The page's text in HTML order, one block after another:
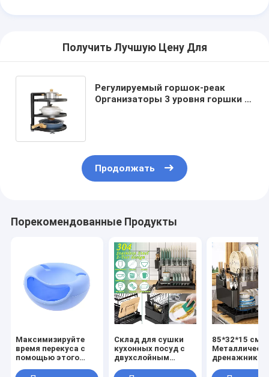
Получить Лучшую Цену Для
Регулируемый горшок-реак
Организаторы 3 уровня горшки и
Продолжать
Порекомендованные Продукты
Максимизируйте
время перекуса с
помощью этого
Склад для сушки
кухонных посуд с
двухслойным
85*32*15 см
дренажник